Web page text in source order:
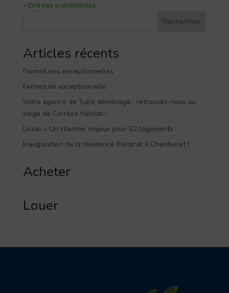
« Entrées précédentes
Rechercher
Articles récents
Fermetures exceptionnelles
Fermeture exceptionnelle
Votre agence de Tulle déménage : retrouvez-nous au
siège de Corrèze Habitat !
Ussel – Un chantier majeur pour 82 logements !
Inauguration de la résidence Bardinal à Chamberet !
Acheter
Louer